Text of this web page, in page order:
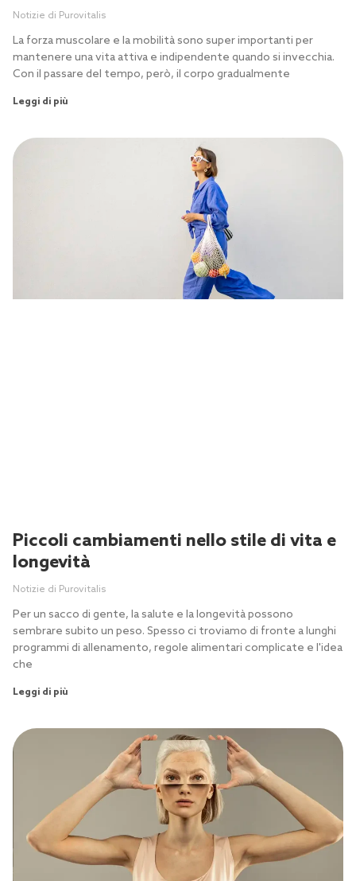
Notizie di Purovitalis
La forza muscolare e la mobilità sono super importanti per
mantenere una vita attiva e indipendente quando si invecchia.
Con il passare del tempo, però, il corpo gradualmente
Leggi di più
Piccoli cambiamenti nello stile di vita e
longevità
Notizie di Purovitalis
Per un sacco di gente, la salute e la longevità possono
sembrare subito un peso. Spesso ci troviamo di fronte a lunghi
programmi di allenamento, regole alimentari complicate e l'idea
che
Leggi di più